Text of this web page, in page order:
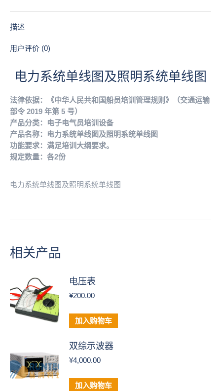
照
明
统
图
量
描述
用户评价 (0)
电力系统单线图及照明系统单线图
法律依据：《中华人民共和国船员培训管理规则》（交通运输
部令 2019 年第 5 号）
产品分类：电子电气员培训设备
产品名称：电力系统单线图及照明系统单线图
功能要求：满足培训大纲要求。
规定数量：各2份
电力系统单线图及照明系统单线图
相关产品
电压表
¥200.00
加入购物车
双综示波器
¥4,000.00
加入购物车